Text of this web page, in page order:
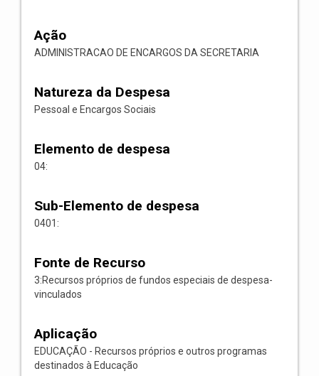
Ação
ADMINISTRACAO DE ENCARGOS DA SECRETARIA
Natureza da Despesa
Pessoal e Encargos Sociais
Elemento de despesa
04:
Sub-Elemento de despesa
0401:
Fonte de Recurso
3:Recursos próprios de fundos especiais de despesa-
vinculados
Aplicação
EDUCAÇÃO - Recursos próprios e outros programas
destinados à Educação